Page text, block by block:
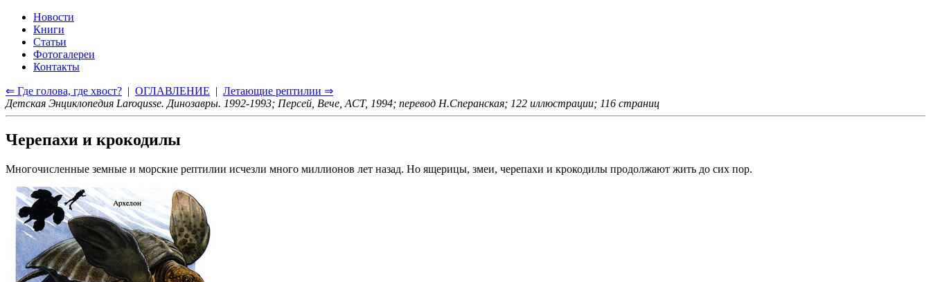
Новости
Книги
Статьи
Фотогалереи
Контакты
⇐ Где голова, где хвост? | ОГЛАВЛЕНИЕ | Летающие рептилии ⇒
Детская Энциклопедия Laroqusse. Динозавры. 1992-1993; Персей, Вече, ACT, 1994; перевод Н.Сперанская; 122 иллюстрации; 116 страниц
Черепахи и крокодилы
Многочисленные земные и морские рептилии исчезли много миллионов лет назад. Но ящерицы, змеи, черепахи и крокодилы продолжают жить до сих пор.